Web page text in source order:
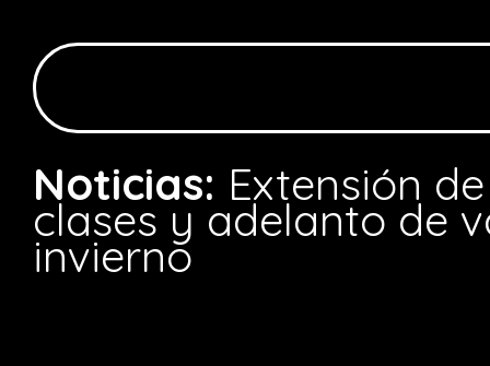
Noticias: Extensión
clases y adelanto de
invierno